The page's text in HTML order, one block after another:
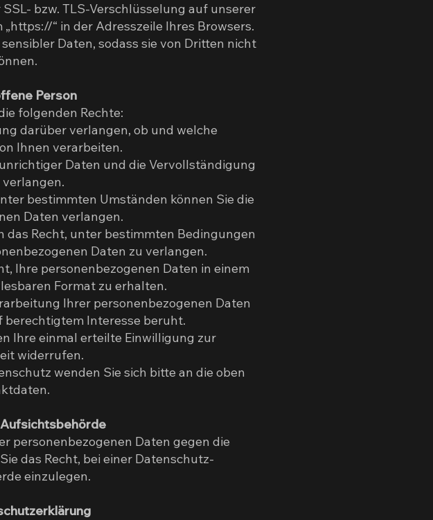
bzw. TLS-Verschlüsselung auf unserer
“ in der Adresszeile Ihres Browsers.
Daten, sodass sie von Dritten nicht
Person
folgenden Rechte:
darüber verlangen, ob und welche
Ihnen verarbeiten.
Daten und die Vervollständigung
bestimmten Umständen können Sie die
Daten verlangen.
das Recht, unter bestimmten Bedingungen
Daten zu verlangen.
Ihre personenbezogenen Daten in einem
Format zu erhalten.
Ihrer personenbezogenen Daten
berechtigtem Interesse beruht.
Ihre einmal erteilte Einwilligung zur
widerrufen.
wenden Sie sich bitte an die oben
personenbezogenen Daten gegen die
das Recht, bei einer Datenschutz-
einzulegen.